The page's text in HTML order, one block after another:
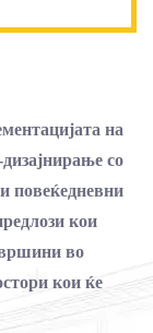
на
со
повеќедневни
кои
во
кои ќе